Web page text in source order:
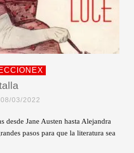
08/03/2022
desde Jane Austen hasta Alejandra
pasos para que la literatura sea